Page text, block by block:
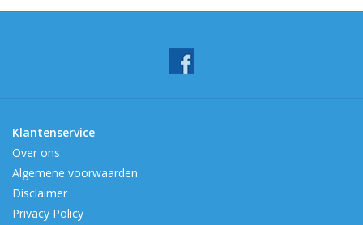
Klantenservice
Over ons
Algemene voorwaarden
Disclaimer
Privacy Policy